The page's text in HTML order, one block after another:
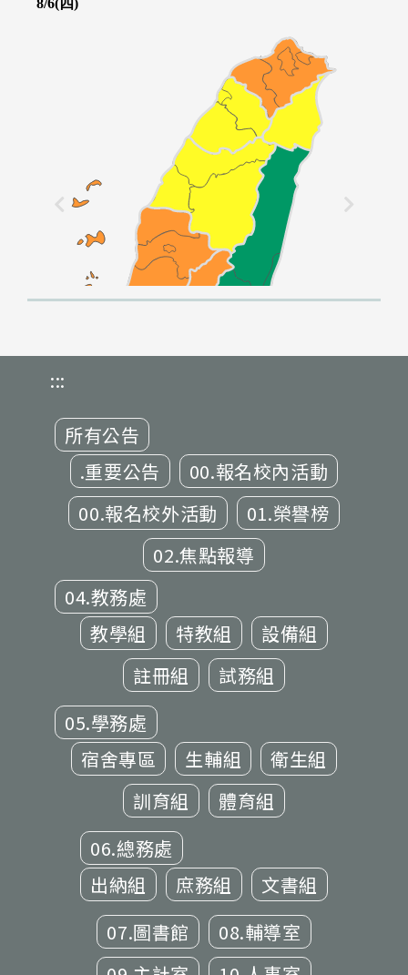
:::
所有公告
.重要公告
00.報名校內活動
00.報名校外活動
01.榮譽榜
02.焦點報導
04.教務處
教學組
特教組
設備組
註冊組
試務組
05.學務處
宿舍專區
生輔組
衛生組
訓育組
體育組
06.總務處
出納組
庶務組
文書組
07.圖書館
08.輔導室